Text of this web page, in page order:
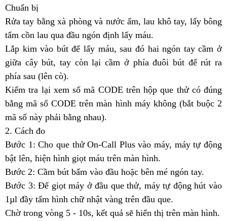
Chuẩn bị
Rửa tay bằng xà phòng và nước ấm, lau khô tay, lấy bông
tẩm cồn lau qua đầu ngón định lấy máu.
Lắp kim vào bút để lấy máu, sau đó hai ngón tay cầm ở
giữa cây bút, tay còn lại cầm ở phía đuôi bút để rút ra
phía sau (lên cò).
Kiểm tra lại xem số mã CODE trên hộp que thử có đúng
bằng mã số CODE trên màn hình máy không (bắt buộc 2
mã số này phải bằng nhau).
2. Cách đo
Bước 1: Cho que thử On-Call Plus vào máy, máy tự động
bật lên, hiện hình giọt máu trên màn hình.
Bước 2: Cầm bút bấm vào đầu hoặc bên mé ngón tay.
Bước 3: Để giọt máy ở đầu que thử, máy tự động hút vào
1µl đầy tấm hình chữ nhật vàng trên đầu que.
Chờ trong vòng 5 - 10s, kết quả sẽ hiển thị trên màn hình.